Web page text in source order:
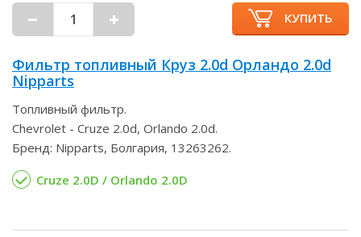
КУПИТЬ
Фильтр топливный Круз 2.0d Орландо 2.0d
Nipparts
Топливный фильтр.
Chevrolet - Cruze 2.0d, Orlando 2.0d.
Бренд: Nipparts, Болгария, 13263262.
Cruze 2.0D / Orlando 2.0D